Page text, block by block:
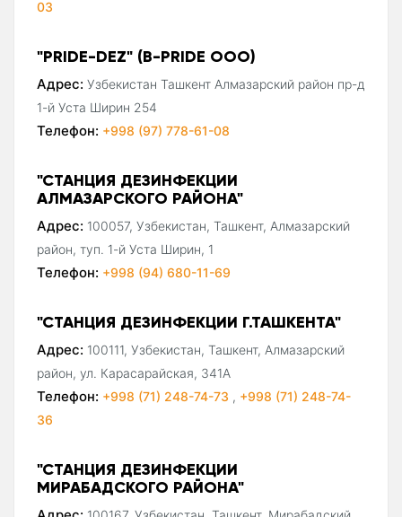
03
"PRIDE-DEZ" (B-PRIDE ООО)
Адрес: Узбекистан Ташкент Алмазарский район пр-д
1-й Уста Ширин 254
Телефон: +998 (97) 778-61-08
"СТАНЦИЯ ДЕЗИНФЕКЦИИ
АЛМАЗАРСКОГО РАЙОНА"
Адрес: 100057, Узбекистан, Ташкент, Алмазарский
район, туп. 1-й Уста Ширин, 1
Телефон: +998 (94) 680-11-69
"СТАНЦИЯ ДЕЗИНФЕКЦИИ Г.ТАШКЕНТА"
Адрес: 100111, Узбекистан, Ташкент, Алмазарский
район, ул. Карасарайская, 341А
Телефон: +998 (71) 248-74-73 , +998 (71) 248-74-
36
"СТАНЦИЯ ДЕЗИНФЕКЦИИ
МИРАБАДСКОГО РАЙОНА"